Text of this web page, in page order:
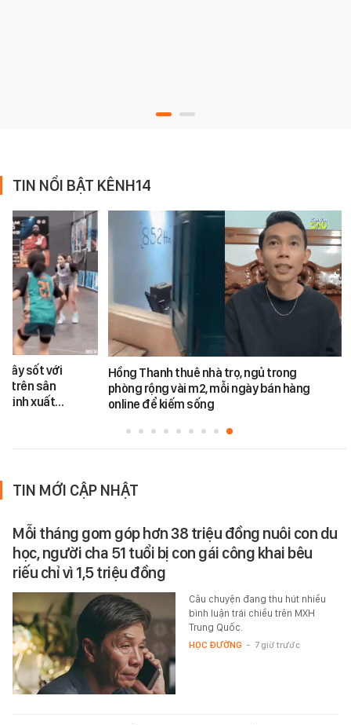
TIN NỔI BẬT KÊNH14
gây sốt với
trên sân
xinh xuất…
Hồng Thanh thuê nhà trọ, ngủ trong
phòng rộng vài m2, mỗi ngày bán hàng
online để kiếm sống
TIN MỚI CẬP NHẬT
Mỗi tháng gom góp hơn 38 triệu đồng nuôi con du
học, người cha 51 tuổi bị con gái công khai bêu
riếu chỉ vì 1,5 triệu đồng
Câu chuyện đang thu hút nhiều
bình luận trái chiều trên MXH
Trung Quốc.
HỌC ĐƯỜNG - 7 giờ trước